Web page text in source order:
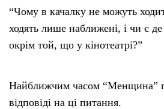
“Чому в качалку не можуть
ходять лише наближені, і чи є
окрім той, що у кінотеатрі?”
Найближчим часом “Менщина”
відповіді на ці питання.